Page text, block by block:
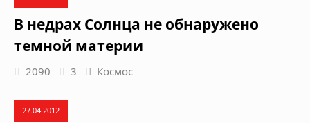
В недрах Солнца не обнаружено
темной материи
2090 3 Космос
27.04.2012